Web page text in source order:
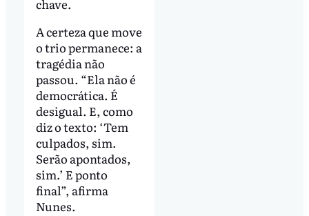
chave.
A certeza que move
o trio permanece: a
tragédia não
passou. “Ela não é
democrática. É
desigual. E, como
diz o texto: ‘Tem
culpados, sim.
Serão apontados,
sim.’ E ponto
final”, afirma
Nunes.